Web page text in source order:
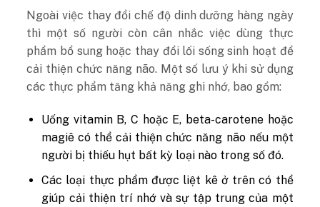
Ngoài việc thay đổi chế độ dinh dưỡng hàng ngày
thì một số người còn cân nhắc việc dùng thực
phẩm bổ sung hoặc thay đổi lối sống sinh hoạt để
cải thiện chức năng não. Một số lưu ý khi sử dụng
các thực phẩm tăng khả năng ghi nhớ, bao gồm:
Uống vitamin B, C hoặc E, beta-carotene hoặc
magiê có thể cải thiện chức năng não nếu một
người bị thiếu hụt bất kỳ loại nào trong số đó.
Các loại thực phẩm được liệt kê ở trên có thể
giúp cải thiện trí nhớ và sự tập trung của một